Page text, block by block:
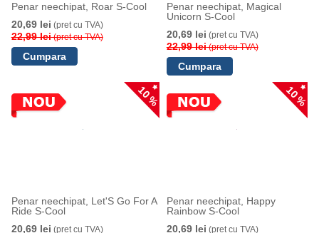
Penar neechipat, Roar S-Cool
20,69 lei (pret cu TVA)
22,99 lei(pret cu TVA)
Penar neechipat, Magical
Unicorn S-Cool
20,69 lei (pret cu TVA)
22,99 lei(pret cu TVA)
10 %
Penar neechipat, Let'S Go For A
Ride S-Cool
20,69 lei (pret cu TVA)
10 %
Penar neechipat, Happy
Rainbow S-Cool
20,69 lei (pret cu TVA)